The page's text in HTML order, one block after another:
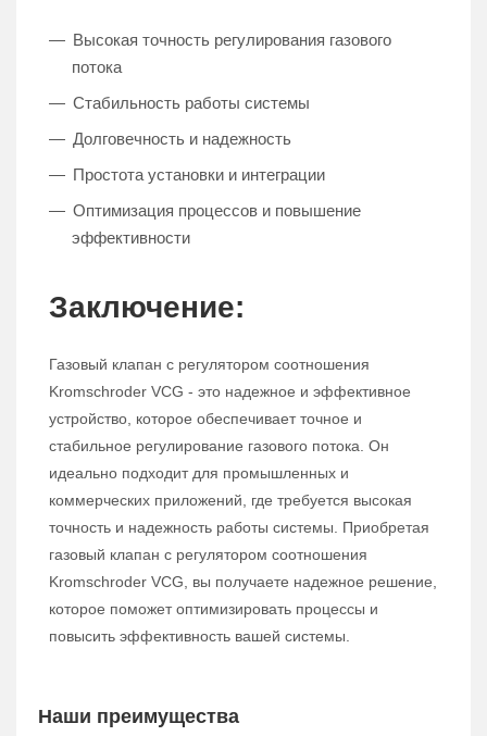
Высокая точность регулирования газового
потока
Стабильность работы системы
Долговечность и надежность
Простота установки и интеграции
Оптимизация процессов и повышение
эффективности
Заключение:
Газовый клапан с регулятором соотношения
Kromschroder VCG - это надежное и эффективное
устройство, которое обеспечивает точное и
стабильное регулирование газового потока. Он
идеально подходит для промышленных и
коммерческих приложений, где требуется высокая
точность и надежность работы системы. Приобретая
газовый клапан с регулятором соотношения
Kromschroder VCG, вы получаете надежное решение,
которое поможет оптимизировать процессы и
повысить эффективность вашей системы.
Наши преимущества